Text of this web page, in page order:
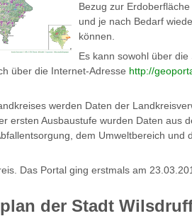
Bezug zur
und je nach Bedarf
können.
Es kann sowohl über die
über die Internet-Adresse http://
werden Daten der
ersten Ausbaustufe wurden Daten aus
dem Umweltbereich und
Das Portal ging erstmals am
der Stadt